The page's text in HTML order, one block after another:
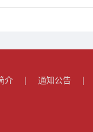
介 | 通知公告 |